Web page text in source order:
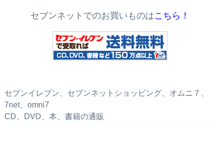
セブンネットでのお買いものはこちら！
セブンイレブン、セブンネットショッピング、オムニ７、
7net、omni7
CD、DVD、本、書籍の通販